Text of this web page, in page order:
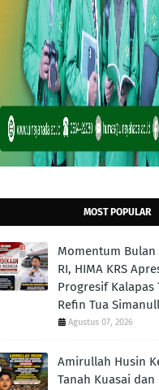
MOST POPULAR
Momentum Bulan
RI, HIMA KRS
Progresif Kalapas
Refin Tua
Agustus 07, 2026
Amirullah Husin
Tanah Kuasai dan